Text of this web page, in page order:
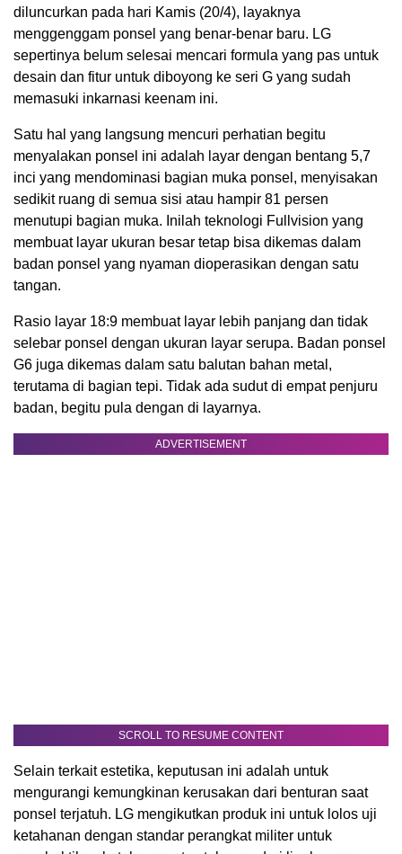
diluncurkan pada hari Kamis (20/4), layaknya
menggenggam ponsel yang benar-benar baru. LG
sepertinya belum selesai mencari formula yang pas untuk
desain dan fitur untuk diboyong ke seri G yang sudah
memasuki inkarnasi keenam ini.
Satu hal yang langsung mencuri perhatian begitu
menyalakan ponsel ini adalah layar dengan bentang 5,7
inci yang mendominasi bagian muka ponsel, menyisakan
sedikit ruang di semua sisi atau hampir 81 persen
menutupi bagian muka. Inilah teknologi Fullvision yang
membuat layar ukuran besar tetap bisa dikemas dalam
badan ponsel yang nyaman dioperasikan dengan satu
tangan.
Rasio layar 18:9 membuat layar lebih panjang dan tidak
selebar ponsel dengan ukuran layar serupa. Badan ponsel
G6 juga dikemas dalam satu balutan bahan metal,
terutama di bagian tepi. Tidak ada sudut di empat penjuru
badan, begitu pula dengan di layarnya.
ADVERTISEMENT
SCROLL TO RESUME CONTENT
Selain terkait estetika, keputusan ini adalah untuk
mengurangi kemungkinan kerusakan dari benturan saat
ponsel terjatuh. LG mengikutkan produk ini untuk lolos uji
ketahanan dengan standar perangkat militer untuk